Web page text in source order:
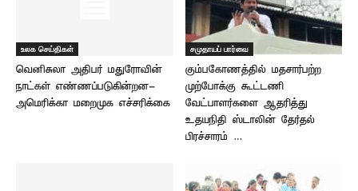
உலக செய்திகள்
வெனிசுலா அதிபர் மதுரோவின்
நாட்கள் எண்ணப்படுகின்றன-
அமெரிக்கா மறைமுக எச்சரிக்கை
சமுதாயப் பார்வை
கும்பகோணத்தில் மதசார்பற்ற
முற்போக்கு கூட்டணி
வேட்பாளர்களை ஆதரித்து
உதயநிதி ஸ்டாலின் தேர்தல்
பிரச்சாரம் …